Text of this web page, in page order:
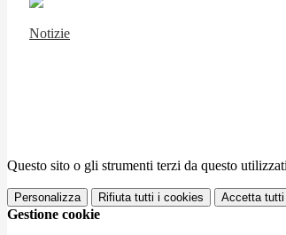
Notizie
Questo sito o gli strumenti terzi da questo
Personalizza Rifiuta tutti i cookies Accetta tutti
Gestione cookie